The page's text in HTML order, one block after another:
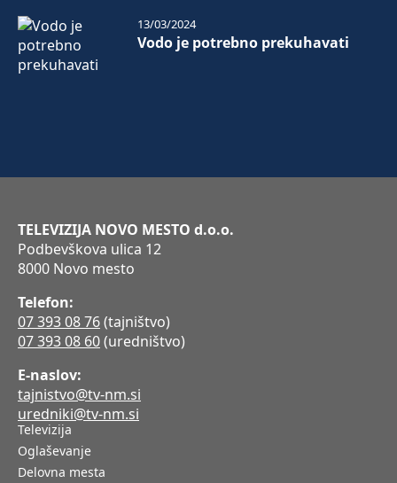
Vodo je potrebno prekuhavati
13/03/2024
TELEVIZIJA NOVO MESTO d.o.o.
Podbevškova ulica 12
8000 Novo mesto
Telefon:
07 393 08 76(tajništvo)
07 393 08 60(uredništvo)
E-naslov:
tajnistvo@tv-nm.si
uredniki@tv-nm.si
Televizija
Oglaševanje
Delovna mesta